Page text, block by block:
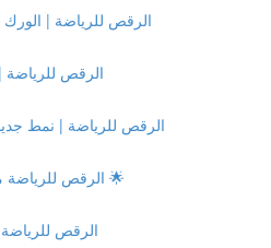
الرقص للرياضة |
الرقص للرياضة | الورك 2
الرقص للرياضة | نمط
الرقص للرياضة مارس 4 (للمتقدمين) 🌟
الرقص للرياضة مارس